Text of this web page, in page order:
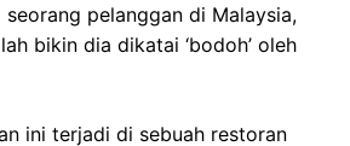
pelanggan di Malaysia,
bikin dia dikatai ‘bodoh’ oleh
ini terjadi di sebuah restoran